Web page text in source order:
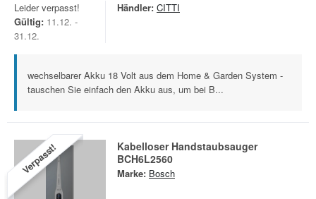
Leider verpasst!
Gültig: 11.12. -
31.12.
Händler: CITTI
wechselbarer Akku 18 Volt aus dem Home & Garden System -
tauschen Sie einfach den Akku aus, um bei B...
Verpasst!
Kabelloser Handstaubsauger
BCH6L2560
Marke: Bosch